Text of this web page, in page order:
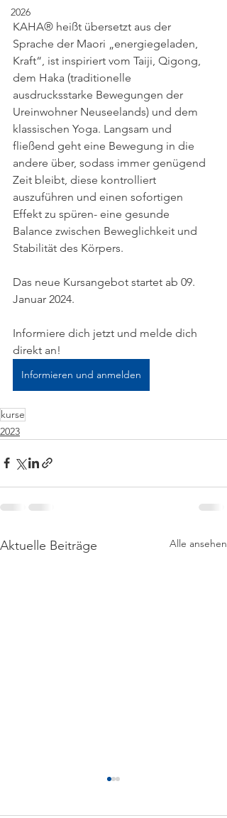
2026
KAHA® heißt übersetzt aus der
Sprache der Maori „energiegeladen,
Kraft“, ist inspiriert vom Taiji, Qigong,
dem Haka (traditionelle
ausdrucksstarke Bewegungen der
Ureinwohner Neuseelands) und dem
klassischen Yoga. Langsam und
fließend geht eine Bewegung in die
andere über, sodass immer genügend
Zeit bleibt, diese kontrolliert
auszuführen und einen sofortigen
Effekt zu spüren- eine gesunde
Balance zwischen Beweglichkeit und
Stabilität des Körpers.
Das neue Kursangebot startet ab 09.
Januar 2024.
Informiere dich jetzt und melde dich
direkt an!
Informieren und anmelden
kurse
2023
Aktuelle Beiträge Alle ansehen